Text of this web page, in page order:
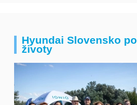
Hyundai Slovensko
životy